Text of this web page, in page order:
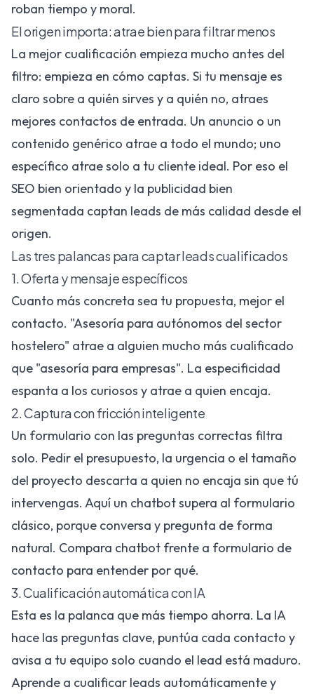
roban tiempo y moral.
El origen importa: atrae bien para filtrar menos
La mejor cualificación empieza mucho antes del
filtro: empieza en cómo captas. Si tu mensaje es
claro sobre a quién sirves y a quién no, atraes
mejores contactos de entrada. Un anuncio o un
contenido genérico atrae a todo el mundo; uno
específico atrae solo a tu cliente ideal. Por eso el
SEO bien orientado y la publicidad bien
segmentada captan leads de más calidad desde el
origen.
Las tres palancas para captar leads cualificados
1. Oferta y mensaje específicos
Cuanto más concreta sea tu propuesta, mejor el
contacto. "Asesoría para autónomos del sector
hostelero" atrae a alguien mucho más cualificado
que "asesoría para empresas". La especificidad
espanta a los curiosos y atrae a quien encaja.
2. Captura con fricción inteligente
Un formulario con las preguntas correctas filtra
solo. Pedir el presupuesto, la urgencia o el tamaño
del proyecto descarta a quien no encaja sin que tú
intervengas. Aquí un chatbot supera al formulario
clásico, porque conversa y pregunta de forma
natural. Compara chatbot frente a formulario de
contacto para entender por qué.
3. Cualificación automática con IA
Esta es la palanca que más tiempo ahorra. La IA
hace las preguntas clave, puntúa cada contacto y
avisa a tu equipo solo cuando el lead está maduro.
Aprende a cualificar leads automáticamentey